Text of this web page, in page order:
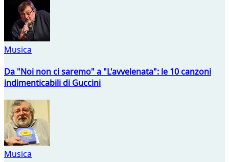
Musica
Da "Noi non ci saremo" a "L'avvelenata": le 10 canzoni
indimenticabili di Guccini
Musica